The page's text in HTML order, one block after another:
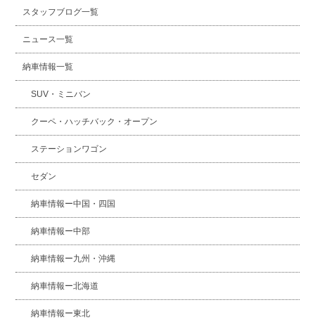
スタッフブログ一覧
ニュース一覧
納車情報一覧
SUV・ミニバン
クーペ・ハッチバック・オープン
ステーションワゴン
セダン
納車情報ー中国・四国
納車情報ー中部
納車情報ー九州・沖縄
納車情報ー北海道
納車情報ー東北